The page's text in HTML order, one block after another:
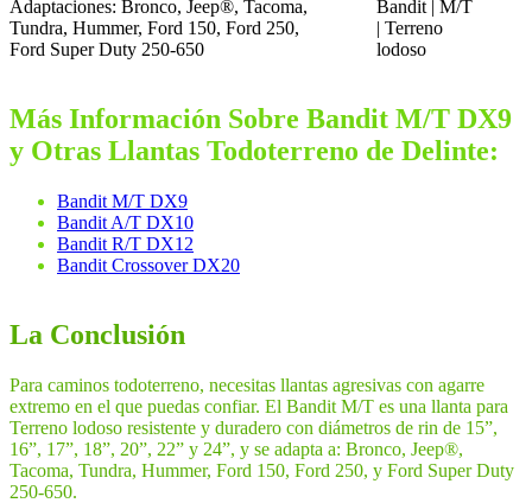
Adaptaciones: Bronco, Jeep®, Tacoma,
Tundra, Hummer, Ford 150, Ford 250,
Ford Super Duty 250-650
Más Información Sobre Bandit M/T DX9
y Otras Llantas Todoterreno de Delinte:
Bandit M/T DX9
Bandit A/T DX10
Bandit R/T DX12
Bandit Crossover DX20
La Conclusión
Para caminos todoterreno, necesitas llantas agresivas con agarre
extremo en el que puedas confiar. El Bandit M/T es una llanta para
Terreno lodoso resistente y duradero con diámetros de rin de 15”,
16”, 17”, 18”, 20”, 22” y 24”, y se adapta a: Bronco, Jeep®,
Tacoma, Tundra, Hummer, Ford 150, Ford 250, y Ford Super Duty
250-650.